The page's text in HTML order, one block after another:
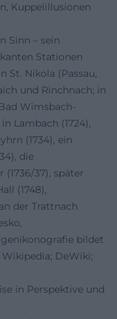
Kuppelillusionen
Sinn – sein
Stationen
St. Nikola (Passau,
und Rinchnach; in
Wimsbach-
Lambach (1724),
(1734), ein
die
37), später
(1748),
der Trattnach
bildet
DeWiki;
in Perspektive und